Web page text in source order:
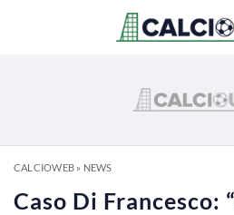
CALCIOWEB» NEWS
Caso Di Francesco: